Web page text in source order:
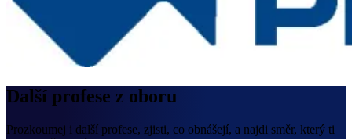
Další profese z oboru
Prozkoumej i další profese, zjisti, co obnášejí, a najdi směr, který ti